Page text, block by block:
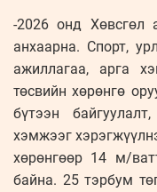
-2026 онд Хөвсгөл
анхаарна. Спорт,
ажиллагаа, арга
төсвийн хөрөнгө
бүтээн
хэмжээг
хөрөнгөөр 14 м/
байна. 25 тэрбум